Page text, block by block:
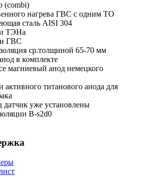
(combi)
нагрева ГВС с одним ТО
сталь AISI 304
ТЭНа
ГВС
ср.толщиной 65-70 мм
в комплекте
магниевый анод немецкого
активного титанового анода для
датчик уже установлены
B-s2d0